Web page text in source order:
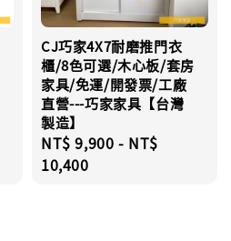
CJ巧家4X7耐磨推門衣
櫃/8色可選/木心板/套房
家具/免運/開發票/工廠
直營---巧家家具【台灣
製造】
Regular
price
NT$ 9,900 - NT$
10,400